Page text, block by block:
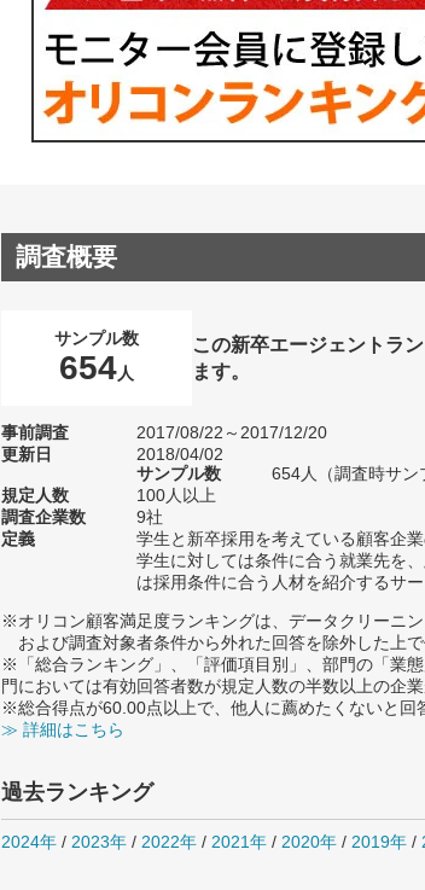
調査概要
サンプル数
654人
この新卒エージェントラ
ます。
事前調査
2017/08/22～2017/12/20
更新日
2018/04/02
サンプル数
654人（調査時サン
規定人数
100人以上
調査企業数
9社
定義
学生と新卒採用を考えている顧客企業
学生に対しては条件に合う就業先を
は採用条件に合う人材を紹介するサー
※オリコン顧客満足度ランキングは、データクリーニ
および調査対象者条件から外れた回答を除外した上で
※「総合ランキング」、「評価項目別」、部門の「業
門においては有効回答者数が規定人数の半数以上の企
※総合得点が60.00点以上で、他人に薦めたくないと回
≫ 詳細はこちら
過去ランキング
2024年 / 2023年 / 2022年 / 2021年 / 2020年 / 2019年 /